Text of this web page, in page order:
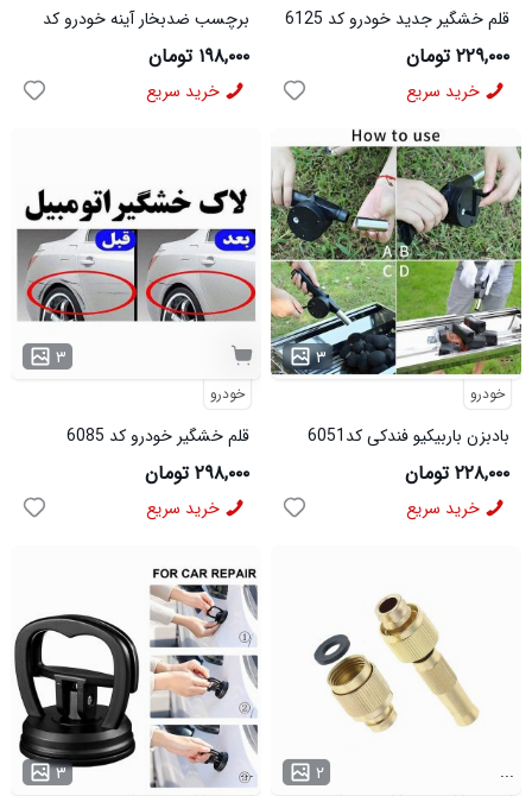
برچسب ضدبخار آینه خودرو کد
6249
۱۹۸,۰۰۰ تومان
خرید سریع
قلم خشگیر جدید خودرو کد 6125
۲۲۹,۰۰۰ تومان
خرید سریع
۳
خودرو
قلم خشگیر خودرو کد 6085
۲۹۸,۰۰۰ تومان
خرید سریع
۳ ...
خودرو
بادبزن باربیکیو فندکی کد6051
۲۲۸,۰۰۰ تومان
خرید سریع
۳ ... ۲ ...